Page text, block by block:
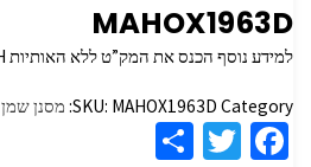
MAHOX1963D
למידע נוסף הכנס את המק”ט ללא האותיות MAH לחיפוש באתר היצרן
SKU: MAHOX1963D Category: מסנן שמן
Fa
T